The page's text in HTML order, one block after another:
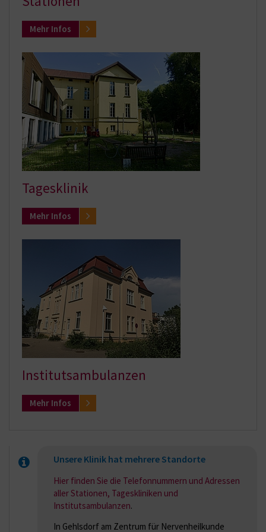
Mehr Infos
Tagesklinik
Mehr Infos
Institutsambulanzen
Mehr Infos
Unsere Klinik hat mehrere Standorte
Hier finden Sie die Telefonnummern und Adressen
aller Stationen, Tageskliniken und
Institutsambulanzen.
In Gehlsdorf am Zentrum für Nervenheilkunde